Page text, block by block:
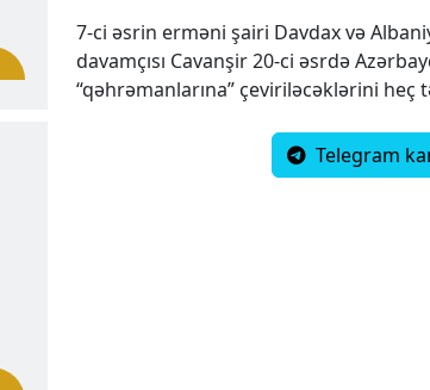
belədir
7-ci əsrin erməni şairi Davdax və
davamçısı Cavanşir 20-ci əsrdə
“qəhrəmanlarına” çeviriləcəklərini heç
Telegram